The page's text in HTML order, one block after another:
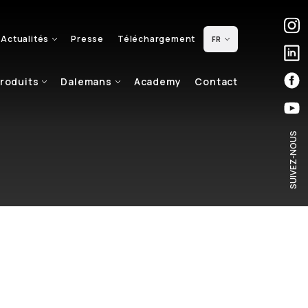
Actualités Presse Téléchargement FR
Dalemans Academy Contact
SUIVEZ-NOUS